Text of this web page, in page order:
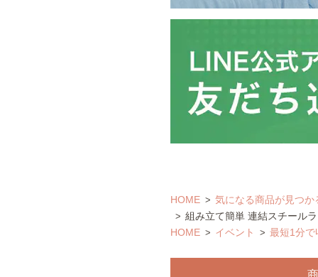
HOME
気になる商品が見つか
組み立て簡単 連結スチール
HOME
イベント 最短1分で